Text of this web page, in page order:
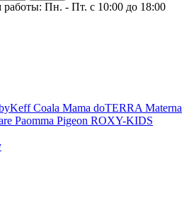
Пн. - Пт. с 10:00 до 18:00
Coala Mama doTERRA Materna
Paomma Pigeon ROXY-KIDS